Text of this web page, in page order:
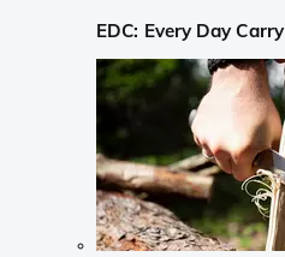
EDC: Every Day Carry